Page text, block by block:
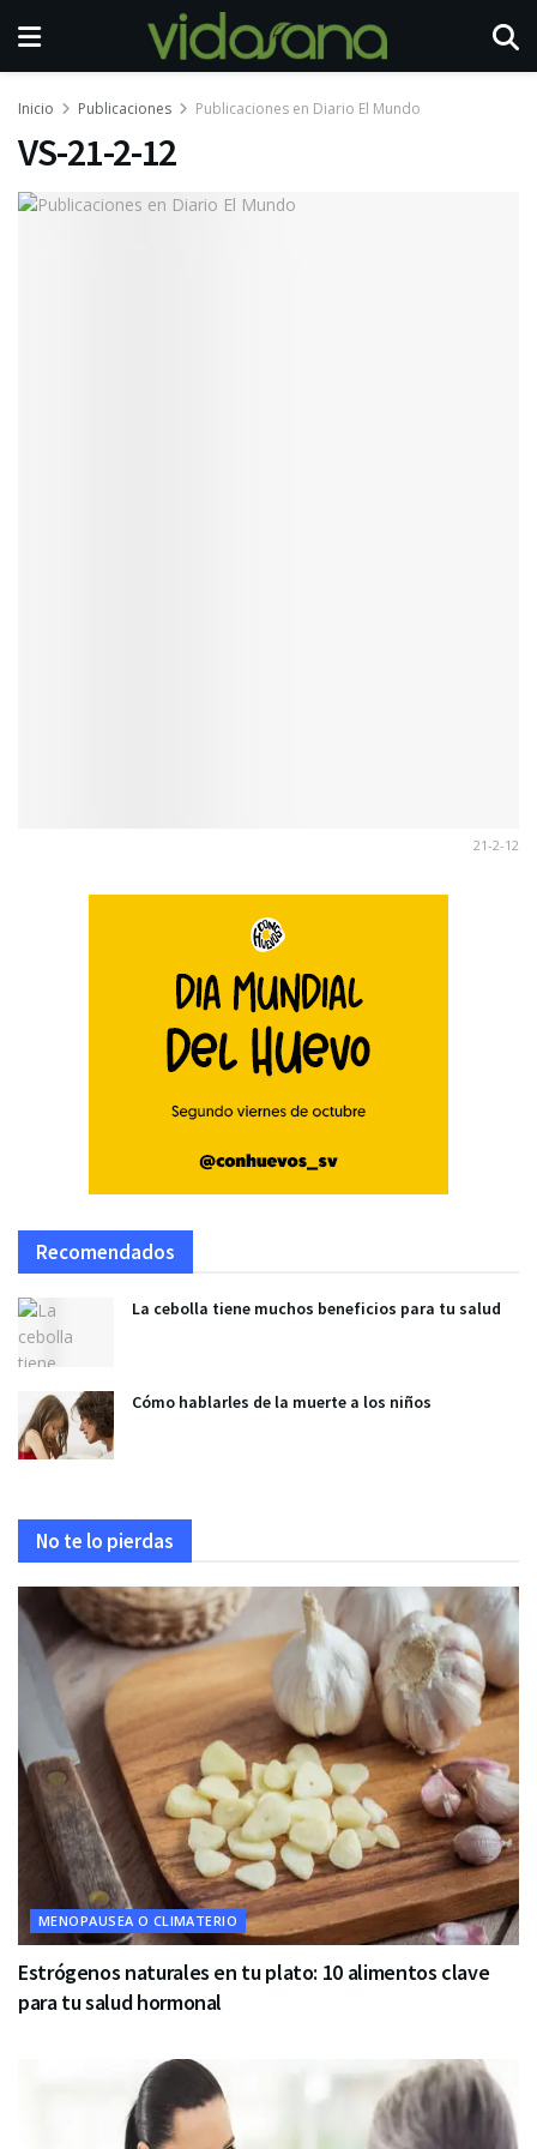
Inicio Publicaciones Publicaciones en Diario El Mundo
VS-21-2-12
21-2-12
Recomendados
La cebolla tiene muchos beneficios para tu salud
Cómo hablarles de la muerte a los niños
No te lo pierdas
MENOPAUSEA O CLIMATERIO
Estrógenos naturales en tu plato: 10 alimentos clave
para tu salud hormonal